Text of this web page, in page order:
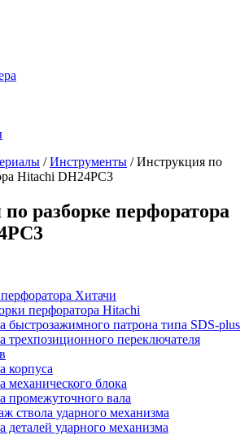
/Инструменты / Инструкция по
Hitachi DH24PC3
разборке перфоратора
Хитачи
перфоратора Hitachi
быстрозажимного патрона типа SDS-plus
трехпозиционного переключателя
корпуса
механического блока
промежуточного вала
ствола ударного механизма
деталей ударного механизма